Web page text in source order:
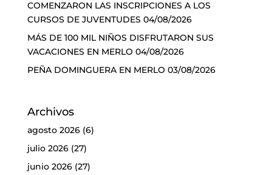
COMENZARON LAS INSCRIPCIONES A LOS
CURSOS DE JUVENTUDES 04/08/2026
MÁS DE 100 MIL NIÑOS DISFRUTARON SUS
VACACIONES EN MERLO 04/08/2026
PEÑA DOMINGUERA EN MERLO 03/08/2026
Archivos
agosto 2026(6)
julio 2026(27)
junio 2026(27)